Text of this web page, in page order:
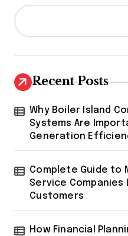
Recent Posts
Why Boiler Island
Systems Are
Generation
Complete Guide to
Service
Customers
How Financial